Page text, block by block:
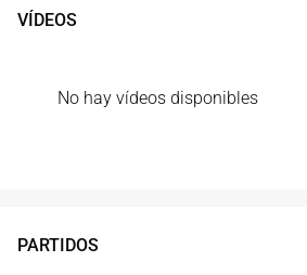
VÍDEOS
No hay vídeos disponibles
PARTIDOS